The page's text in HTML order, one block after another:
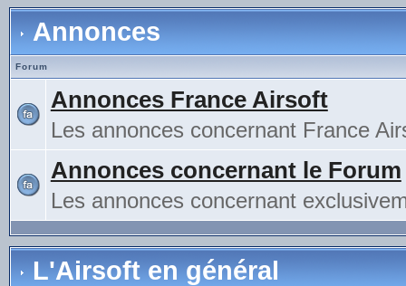
Annonces
Forum
Annonces France Airsoft
Les annonces concernant France
Annonces concernant le Forum
Les annonces concernant
L'Airsoft en général